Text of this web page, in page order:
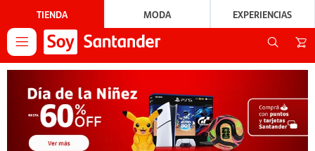
TIENDA MODA EXPERIENCIAS
